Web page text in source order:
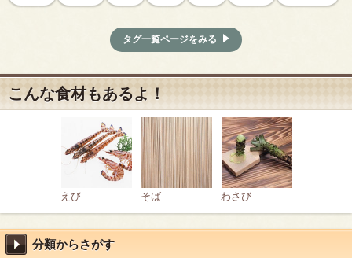
タグ一覧ページをみる
こんな食材もあるよ！
えび そば わさび
分類からさがす